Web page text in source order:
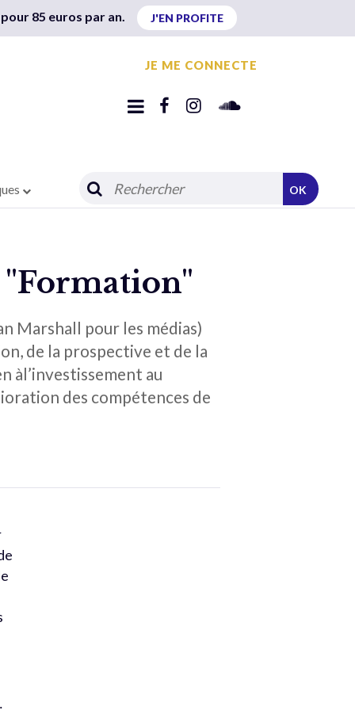
85 euros par an. J'EN PROFITE
JE ME CONNECTE
OK
"Formation"
Marshall pour les médias)
de la prospective et de la
àl’investissement au
des compétences de